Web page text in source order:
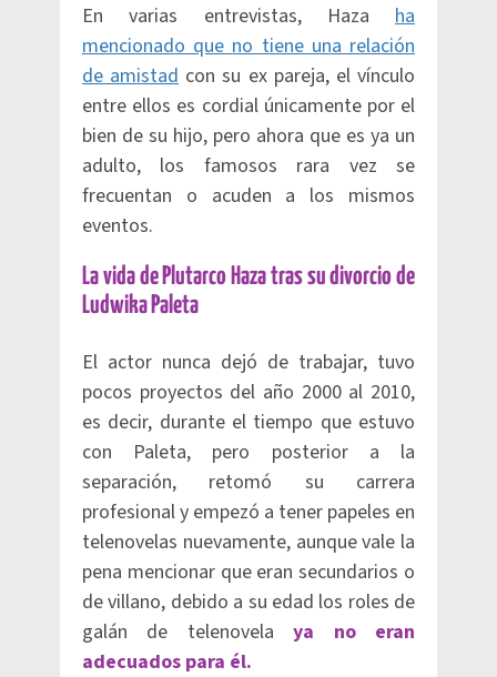
En varias entrevistas, Haza ha
mencionado que no tiene una relación
de amistad con su ex pareja, el vínculo
entre ellos es cordial únicamente por el
bien de su hijo, pero ahora que es ya un
adulto, los famosos rara vez se
frecuentan o acuden a los mismos
eventos.
La vida de Plutarco Haza tras su divorcio de
Ludwika Paleta
El actor nunca dejó de trabajar, tuvo
pocos proyectos del año 2000 al 2010,
es decir, durante el tiempo que estuvo
con Paleta, pero posterior a la
separación, retomó su carrera
profesional y empezó a tener papeles en
telenovelas nuevamente, aunque vale la
pena mencionar que eran secundarios o
de villano, debido a su edad los roles de
galán de telenovelaya no eran
adecuados para él.